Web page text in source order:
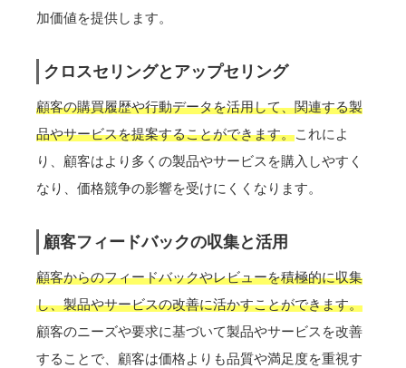
加価値を提供します。
クロスセリングとアップセリング
顧客の購買履歴や行動データを活用して、関連する製
品やサービスを提案することができます。これによ
り、顧客はより多くの製品やサービスを購入しやすく
なり、価格競争の影響を受けにくくなります。
顧客フィードバックの収集と活用
顧客からのフィードバックやレビューを積極的に収集
し、製品やサービスの改善に活かすことができます。
顧客のニーズや要求に基づいて製品やサービスを改善
することで、顧客は価格よりも品質や満足度を重視す